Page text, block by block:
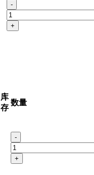
-
+
库
存
数量
-
+